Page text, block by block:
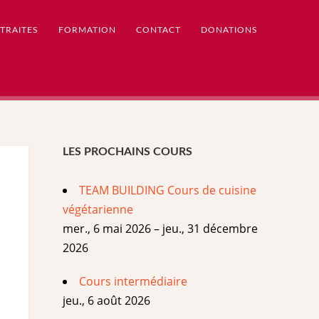
FORMATION CONTACT DONATIONS
LES PROCHAINS COURS
TEAM BUILDING Cours de cuisine
végétarienne
mer., 6 mai 2026 – jeu., 31 décembre
2026
Cours intermédiaire
jeu., 6 août 2026